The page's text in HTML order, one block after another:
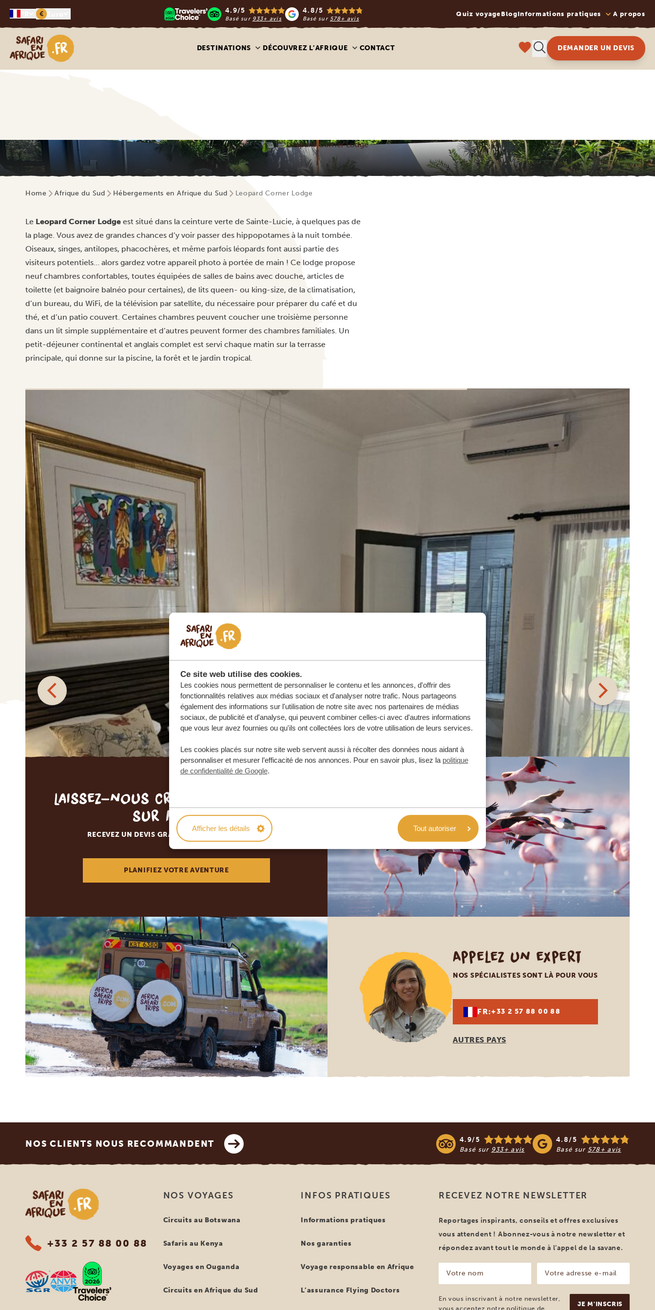
Ce site web utilise des cookies.
Les cookies nous permettent de personnaliser le contenu et les annonces, d'offrir des
fonctionnalités relatives aux médias sociaux et d'analyser notre trafic. Nous partageons
également des informations sur l'utilisation de notre site avec nos partenaires de médias
sociaux, de publicité et d'analyse, qui peuvent combiner celles-ci avec d'autres informations
que vous leur avez fournies ou qu'ils ont collectées lors de votre utilisation de leurs services.
Les cookies placés sur notre site web servent aussi à récolter des données nous aidant à
personnaliser et mesurer l’efficacité de nos annonces. Pour en savoir plus, lisez la politique
de confidentialité de Google.
Afficher les détails Tout autoriser
€ 4.9/5
Basé sur 933+ avis
4.8/5
Basé sur 578+ avis
Quiz voyage BlogInformations pratiques A propos
Safari en Afrique
DESTINATIONS DÉCOUVREZ L’AFRIQUE CONTACT DEMANDER UN DEVIS
Leopard Corner Lodge
Home Afrique du Sud Hébergements en Afrique du Sud Leopard Corner Lodge
Le Leopard Corner Lodge est situé dans la ceinture verte de Sainte-Lucie, à quelques pas de
la plage. Vous avez de grandes chances d’y voir passer des hippopotames à la nuit tombée.
Oiseaux, singes, antilopes, phacochères, et même parfois léopards font aussi partie des
visiteurs potentiels… alors gardez votre appareil photo à portée de main ! Ce lodge propose
neuf chambres confortables, toutes équipées de salles de bains avec douche, articles de
toilette (et baignoire balnéo pour certaines), de lits queen- ou king-size, de la climatisation,
d’un bureau, du WiFi, de la télévision par satellite, du nécessaire pour préparer du café et du
thé, et d’un patio couvert. Certaines chambres peuvent coucher une troisième personne
dans un lit simple supplémentaire et d’autres peuvent former des chambres familiales. Un
petit-déjeuner continental et anglais complet est servi chaque matin sur la terrasse
principale, qui donne sur la piscine, la forêt et le jardin tropical.
Laissez-nous créer votre voyage
sur mesure
RECEVEZ UN DEVIS GRATUIT, SANS ENGAGEMENT
PLANIFIEZ VOTRE AVENTURE
Appelez un expert
NOS SPÉCIALISTES SONT LÀ POUR VOUS
FR:+33 2 57 88 00 88
AUTRES PAYS
NOS CLIENTS NOUS RECOMMANDENT 4.9/5
Basé sur 933+ avis
4.8/5
Basé sur 578+ avis
Safari en Afrique
+33 2 57 88 00 88
NOS VOYAGES
Circuits au Botswana
Safaris au Kenya
Voyages en Ouganda
Circuits en Afrique du Sud
INFOS PRATIQUES
Informations pratiques
Nos garanties
Voyage responsable en Afrique
L’assurance Flying Doctors
RECEVEZ NOTRE NEWSLETTER
Reportages inspirants, conseils et offres exclusives
vous attendent ! Abonnez-vous à notre newsletter et
répondez avant tout le monde à l’appel de la savane.
nom
(Nécessaire)
adresse
e-
mail
(Nécessaire)
En vous inscrivant à notre newsletter,
vous acceptez notre politique de